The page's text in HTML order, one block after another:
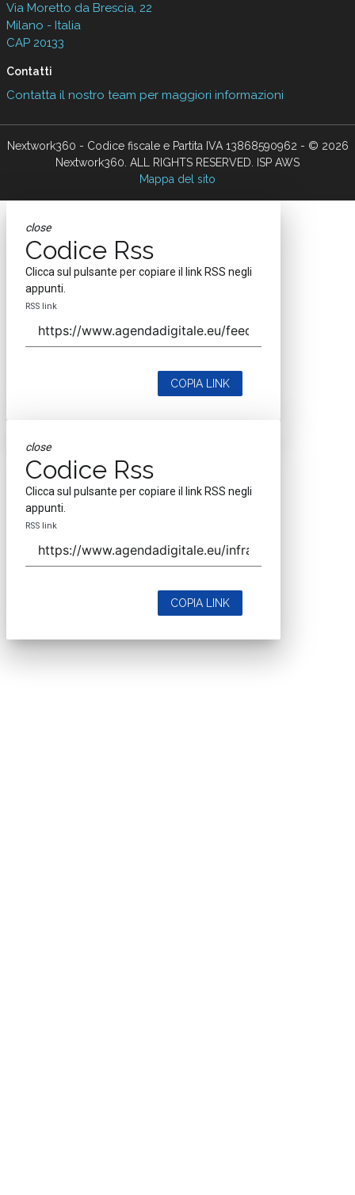
Via Moretto da Brescia, 22
Milano - Italia
CAP 20133
Contatti
Contatta il nostro team per maggiori informazioni
Nextwork360 - Codice fiscale e Partita IVA 13868590962 - © 2026
Nextwork360. ALL RIGHTS RESERVED. ISP AWS
Mappa del sito
close
Codice Rss
Clicca sul pulsante per copiare il link RSS negli
appunti.
RSS link
COPIA LINK
close
Codice Rss
Clicca sul pulsante per copiare il link RSS negli
appunti.
RSS link
COPIA LINK